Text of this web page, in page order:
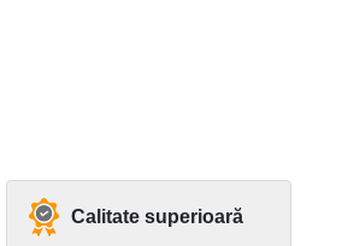
Calitate superioară